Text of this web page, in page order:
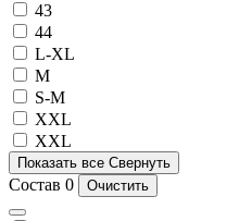
43
44
L-XL
M
S-M
XXL
ХХL
Показать все Свернуть
Состав 0 Очистить